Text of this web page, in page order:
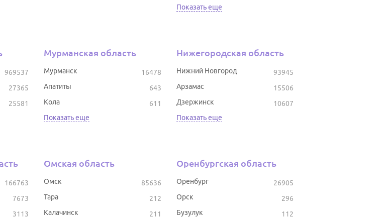
Показать еще
969537
27365
25581
Мурманская область
16478
Мурманск
643
Апатиты
611
Кола
Показать еще
Нижегородская область
93945
Нижний Новгород
15506
Арзамас
10607
Дзержинск
Показать еще
166763
7673
3113
Омская область
85636
Омск
212
Тара
211
Калачинск
Оренбургская область
26905
Оренбург
296
Орск
112
Бузулук